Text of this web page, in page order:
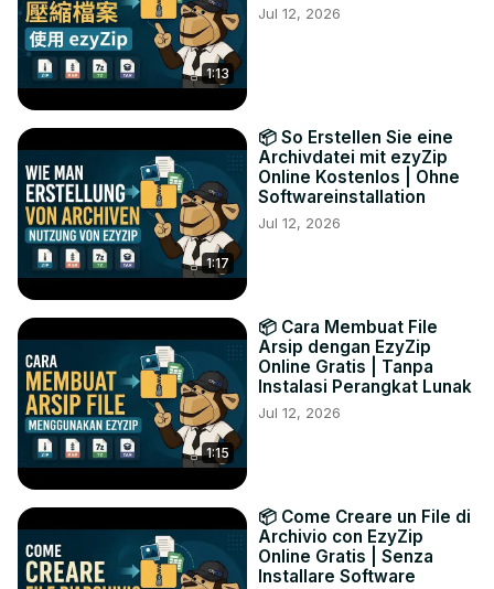
1:13
Jul 12, 2026
1:17
📦 So Erstellen Sie eine
Archivdatei mit ezyZip
Online Kostenlos | Ohne
Softwareinstallation
Jul 12, 2026
1:15
📦 Cara Membuat File
Arsip dengan EzyZip
Online Gratis | Tanpa
Instalasi Perangkat Lunak
Jul 12, 2026
📦 Come Creare un File di
Archivio con EzyZip
Online Gratis | Senza
Installare Software